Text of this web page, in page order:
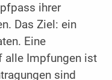
ihrer
Das Ziel: ein
Eine
alle Impfungen ist
sind